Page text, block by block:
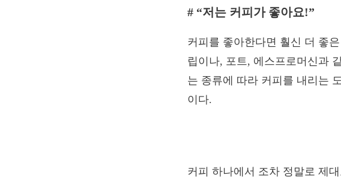
# “저는 커피가 좋아요!”
커피를 좋아한다면 훨신 더 좋
립이나, 포트, 에스프로머신과
는 종류에 따라 커피를 내리는
이다.
커피 하나에서 조차 정말로 제